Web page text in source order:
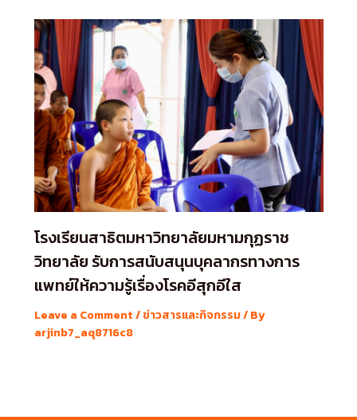
โรงเรียนสาธิตมหาวิทยาลัยมหามกุฏราช
วิทยาลัย รับการสนับสนุนบุคลากรทางการ
แพทย์ให้ความรู้เรื่องโรคอีสุกอีใส
Leave a Comment/ข่าวสารและกิจกรรม/ By
arjinb7_aq8716c8